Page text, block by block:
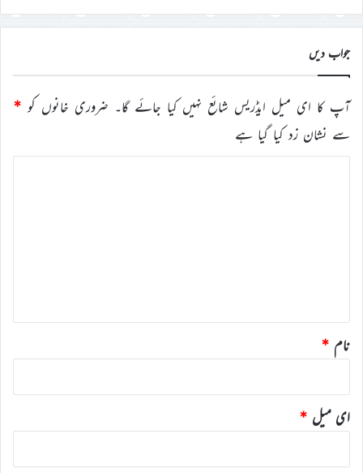
جواب دیں
آپ کا ای میل ایڈریس شائع نہیں کیا جائے گا۔ ضروری خانوں کو *
سے نشان زد کیا گیا ہے
نام *
ای میل *